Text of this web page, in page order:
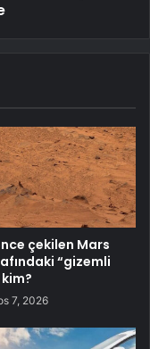
çekilen Mars
“gizemli
7, 2026